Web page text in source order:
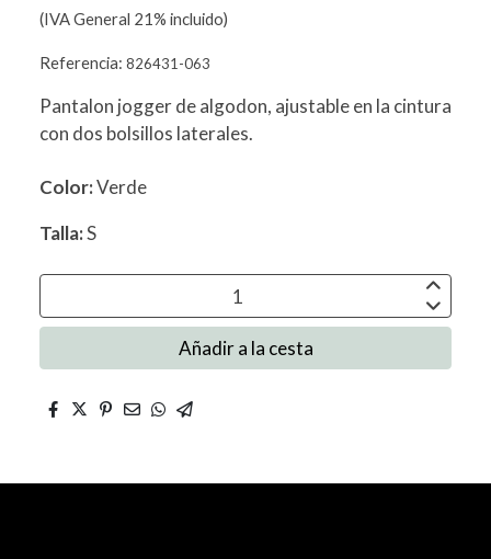
(IVA General 21% incluido)
Referencia: 826431-063
Pantalon jogger de algodon, ajustable en la cintura
con dos bolsillos laterales.
Color:Verde
Talla:S
Añadir a la cesta